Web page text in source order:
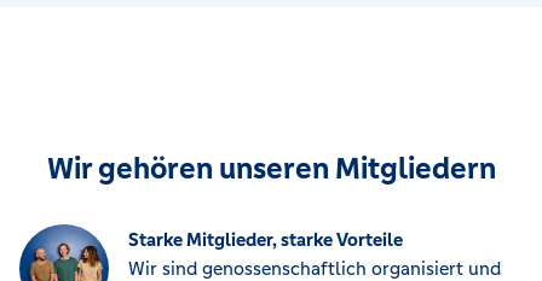
Wir gehören unseren Mitgliedern
Starke Mitglieder, starke Vorteile
Wir sind genossenschaftlich organisiert und